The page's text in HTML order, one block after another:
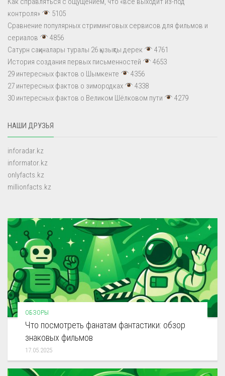
контроля»
5105
Сравнение популярных стриминговых сервисов для фильмов и
сериалов
4856
Сатурн сақиналары туралы 26 қызықты дерек
4761
История создания первых письменностей
4653
29 интересных фактов о Шымкенте
4356
27 интересных фактов о зимородках
4338
30 интересных фактов о Великом Шёлковом пути
4279
НАШИ ДРУЗЬЯ
inforadar.kz
informator.kz
onlyfacts.kz
millionfacts.kz
ОБЗОРЫ
Что посмотреть фанатам фантастики: обзор
знаковых фильмов
17.05.2025